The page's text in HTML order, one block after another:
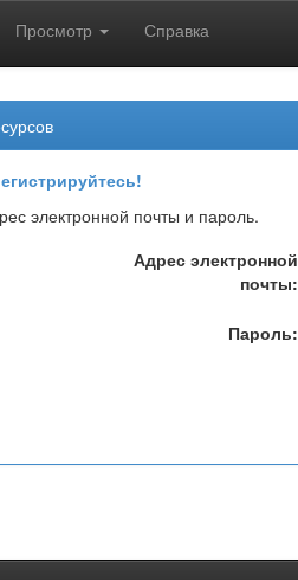
Просмотр Справка
электронной почты и пароль.
Адрес электронной
почты:
Пароль: